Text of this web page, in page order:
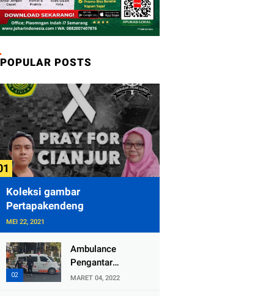
POPULAR POSTS
Koleksi gambar
Pertapakendeng
MEI 22, 2021
Ambulance
Pengantar
Jenazah Kepala
MARET 04, 2022